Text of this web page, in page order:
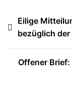
Eilige
bezüglich
Offener Brief: